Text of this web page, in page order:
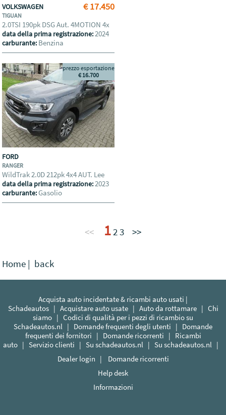
€ 17.450
VOLKSWAGEN
TIGUAN
2.0TSI 190pk DSG Aut. 4MOTION 4x
data della prima registrazione:2024
carburante: Benzina
prezzo esportazione
€ 16.700
FORD
RANGER
WildTrak 2.0D 212pk 4x4 AUT. Lee
data della prima registrazione:2023
carburante:Gasolio
<< 123 >>
Home | back
Acquista auto incidentate & ricambi auto usati |
Schadeautos| Acquistare auto usate| Auto da rottamare| Chi
siamo | Codici di qualità per i pezzi di ricambio su
Schadeautos.nl | Domande frequenti degli utenti | Domande
frequenti dei fornitori | Domande ricorrenti | Ricambi
auto | Servizio clienti | Su schadeautos.nl | Su schadeautos.nl |
Dealer login | Domande ricorrenti
Help desk
Informazioni